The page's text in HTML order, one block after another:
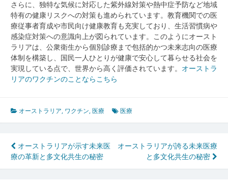
さらに、独特な気候に対応した紫外線対策や熱中症予防など地域
特有の健康リスクへの対策も進められています。教育機関での医
療従事者育成や市民向け健康教育も充実しており、生活習慣病や
感染症対策への意識向上が図られています。このようにオースト
ラリアは、公衆衛生から個別診療まで包括的かつ未来志向の医療
体制を構築し、国民一人ひとりが健康で安心して暮らせる社会を
実現している点で、世界から高く評価されています。 オーストラ
リアのワクチンのことならこちら
オーストラリア, ワクチン,医療 医療
投
稿
オーストラリアが示す未来医
療の革新と多文化共生の秘密
オーストラリアが誇る未来医療
と多文化共生の秘密